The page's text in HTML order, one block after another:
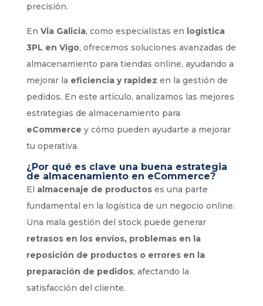
precisión.
En Via Galicia, como especialistas en logística
3PL en Vigo, ofrecemos soluciones avanzadas de
almacenamiento para tiendas online, ayudando a
mejorar la eficiencia y rapidez en la gestión de
pedidos. En este artículo, analizamos las mejores
estrategias de almacenamiento para
eCommerce y cómo pueden ayudarte a mejorar
tu operativa.
¿Por qué es clave una buena estrategia
de almacenamiento en eCommerce?
El almacenaje de productoses una parte
fundamental en la logística de un negocio online.
Una mala gestión del stock puede generar
retrasos en los envíos, problemas en la
reposición de productos o errores en la
preparación de pedidos, afectando la
satisfacción del cliente.